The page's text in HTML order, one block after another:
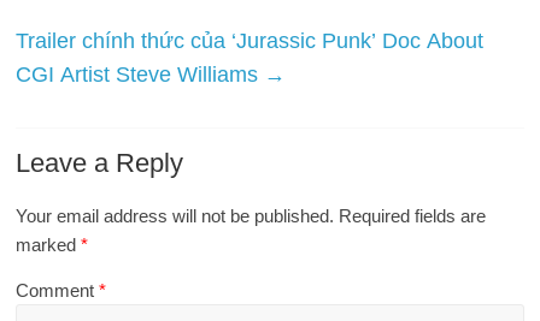
Trailer chính thức của ‘Jurassic Punk’ Doc About
CGI Artist Steve Williams →
Leave a Reply
Your email address will not be published. Required fields are
marked*
Comment*